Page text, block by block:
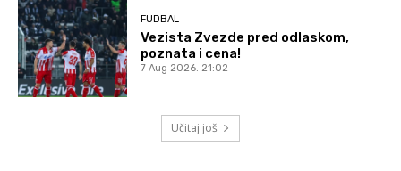
FUDBAL
Vezista Zvezde pred odlaskom,
poznata i cena!
7 Aug 2026. 21:02
Učitaj još